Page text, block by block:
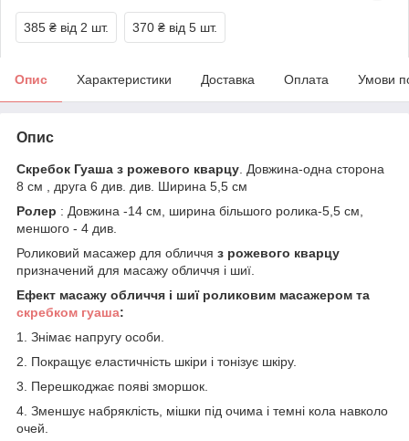
385 ₴ від 2 шт. 370 ₴ від 5 шт.
Опис Характеристики Доставка Оплата Умови
Опис
Скребок Гуаша з рожевого кварцу . Довжина-одна сторона
8 см , друга 6 див. див. Ширина 5,5 см
Ролер : Довжина -14 см, ширина більшого ролика-5,5 см,
меншого - 4 див.
Роликовий масажер для обличчя з рожевого кварцу
призначений для масажу обличчя і шиї.
Ефект масажу обличчя і шиї роликовим масажером та
скребком гуаша:
1. Знімає напругу особи.
2. Покращує еластичність шкіри і тонізує шкіру.
3. Перешкоджає появі зморшок.
4. Зменшує набряклість, мішки під очима і темні кола навколо
очей.